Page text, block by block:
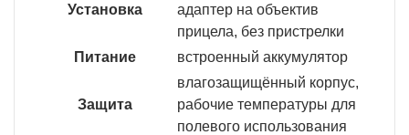
Установка
адаптер на объектив
прицела, без пристрелки
Питание
встроенный аккумулятор
Защита
влагозащищённый корпус,
рабочие температуры для
полевого использования